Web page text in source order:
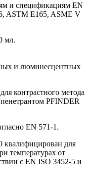
и спецификациям EN
ASTM E165, ASME V
мл.
и люминесцентных
контрастного метода
PFINDER
EN 571-1.
квалифицирован для
температурах от
с EN ISO 3452-5 и